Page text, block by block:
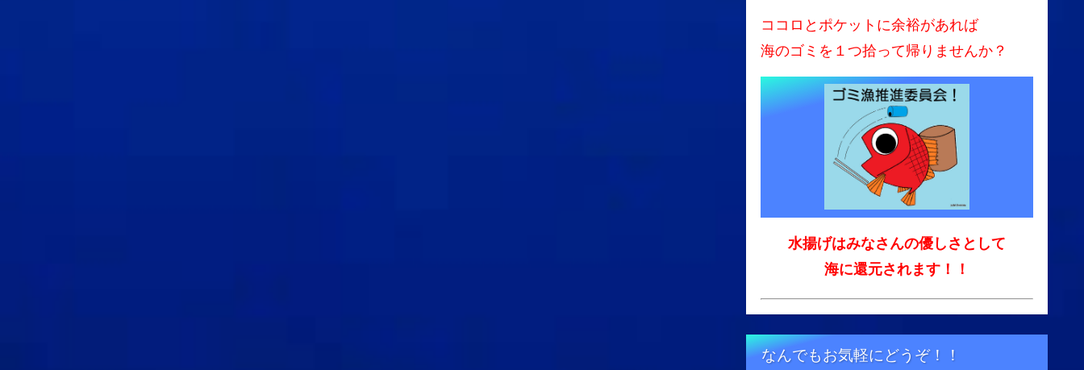
ココロとポケットに余裕があれば
海のゴミを１つ拾って帰りませんか？
水揚げはみなさんの優しさとして
海に還元されます！！
なんでもお気軽にどうぞ！！